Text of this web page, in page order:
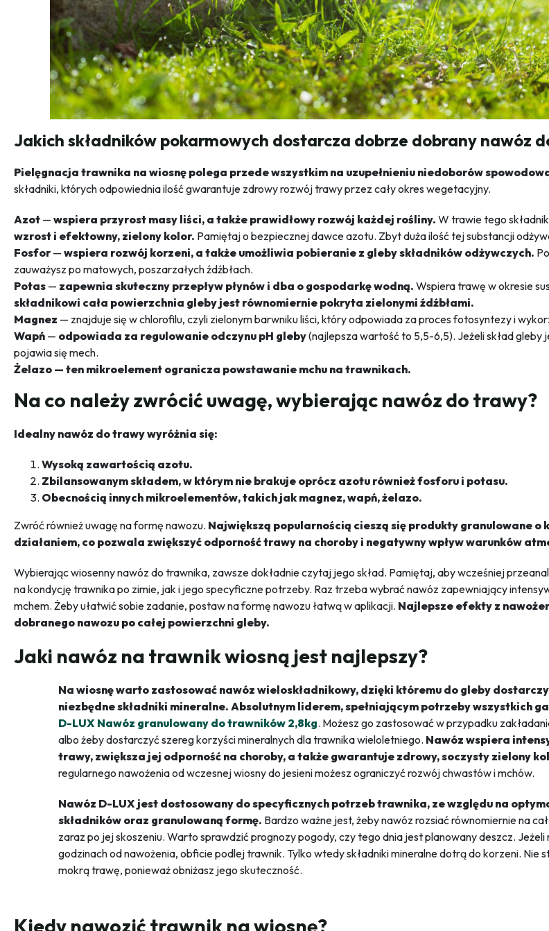
Jakich składników pokarmowych dostarcza dobrze dobrany nawóz
Pielęgnacja trawnika na wiosnę polega przede wszystkim na uzupełnieniu niedoborów
składniki, których odpowiednia ilość gwarantuje zdrowy rozwój trawy przez cały okres wegetacyjny.
Azot — wspiera przyrost masy liści, a także prawidłowy rozwój każdej rośliny. W trawie tego
wzrost i efektowny, zielony kolor. Pamiętaj o bezpiecznej dawce azotu. Zbyt duża ilość tej substancji
Fosfor— wspiera rozwój korzeni, a także umożliwia pobieranie z gleby składników odżywczych.
zauważysz po matowych, poszarzałych źdźbłach.
Potas — zapewnia skuteczny przepływ płynów i dba o gospodarkę wodną. Wspiera trawę w okresie
składnikowi cała powierzchnia gleby jest równomiernie pokryta zielonymi źdźbłami.
Magnez — znajduje się w chlorofilu, czyli zielonym barwniku liści, który odpowiada za proces fotosyntezy i
Wapń — odpowiada za regulowanie odczynu pH gleby(najlepsza wartość to 5,5-6,5). Jeżeli skład
pojawia się mech.
Żelazo — ten mikroelement ogranicza powstawanie mchu na trawnikach.
Na co należy zwrócić uwagę, wybierając nawóz do trawy?
Idealny nawóz do trawy wyróżnia się:
Wysoką zawartością azotu.
Zbilansowanym składem, w którym nie brakuje oprócz azotu również fosforu i potasu.
Obecnością innych mikroelementów, takich jak magnez, wapń, żelazo.
Zwróć również uwagę na formę nawozu. Największą popularnością cieszą się produkty granulowane
działaniem, co pozwala zwiększyć odporność trawy na choroby i negatywny wpływ warunków
Wybierając wiosenny nawóz do trawnika, zawsze dokładnie czytaj jego skład. Pamiętaj, aby wcześniej
na kondycję trawnika po zimie, jak i jego specyficzne potrzeby. Raz trzeba wybrać nawóz zapewniający
mchem. Żeby ułatwić sobie zadanie, postaw na formę nawozu łatwą w aplikacji. Najlepsze efekty z
dobranego nawozu po całej powierzchni gleby.
Jaki nawóz na trawnik wiosną jest najlepszy?
Na wiosnę warto zastosować nawóz wieloskładnikowy, dzięki któremu do gleby
niezbędne składniki mineralne. Absolutnym liderem, spełniającym potrzeby wszystkich
D-LUX Nawóz granulowany do trawników 2,8kg. Możesz go zastosować w przypadku
albo żeby dostarczyć szereg korzyści mineralnych dla trawnika wieloletniego. Nawóz wspiera
trawy, zwiększa jej odporność na choroby, a także gwarantuje zdrowy, soczysty zielony
regularnego nawożenia od wczesnej wiosny do jesieni możesz ograniczyć rozwój chwastów i mchów.
Nawóz D-LUX jest dostosowany do specyficznych potrzeb trawnika, ze względu na
składników oraz granulowaną formę. Bardzo ważne jest, żeby nawóz rozsiać równomiernie na
zaraz po jej skoszeniu. Warto sprawdzić prognozy pogody, czy tego dnia jest planowany deszcz. Jeżeli
godzinach od nawożenia, obficie podlej trawnik. Tylko wtedy składniki mineralne dotrą do korzeni. Nie
mokrą trawę, ponieważ obniżasz jego skuteczność.
Kiedy nawozić trawnik na wiosnę?